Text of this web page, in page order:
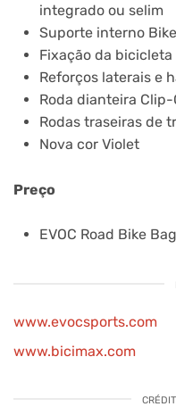
integrado ou selim
Suporte interno
Fixação da
Reforços laterais e
Roda dianteira
Rodas traseiras de
Nova cor Violet
Preço
EVOC Road Bike
www.evocsports.com
www.bicimax.com